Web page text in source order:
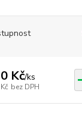
Kč/ks
bez DPH